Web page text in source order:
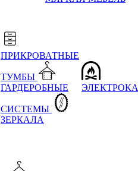
ПРИКРОВАТНЫЕ
ТУМБЫ
ГАРДЕРОБНЫЕ
СИСТЕМЫ
ЗЕРКАЛА